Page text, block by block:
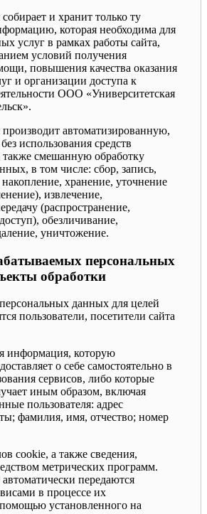
и хранит только ту
которая необходима для
услуг в рамках работы сайта,
условий получения
повышения качества оказания
и организации доступа к
ООО «Университетская
автоматизированную,
использования средств
также смешанную обработку
в том числе: сбор, запись,
хранение, уточнение
извлечение,
(распространение,
обезличивание,
уничтожение.
персональных
обработки
данных для целей
пользователи, посетители сайта
информация, которую
о себе самостоятельно в
сервисов, либо которые
иным образом, включая
пользователя: адрес
фамилия, имя, отчество; номер
cookie, а также сведения,
метрических программ.
передаются
в процессе их
установленного на